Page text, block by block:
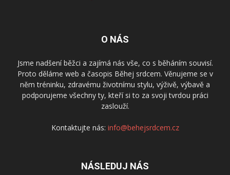
O NÁS
Jsme nadšení běžci a zajímá nás vše, co s běháním souvisí.
Proto děláme web a časopis Běhej srdcem. Věnujeme se v
něm tréninku, zdravému životnímu stylu, výživě, výbavě a
podporujeme všechny ty, kteří si to za svoji tvrdou práci
zaslouží.
Kontaktujte nás: info@behejsrdcem.cz
NÁSLEDUJ NÁS